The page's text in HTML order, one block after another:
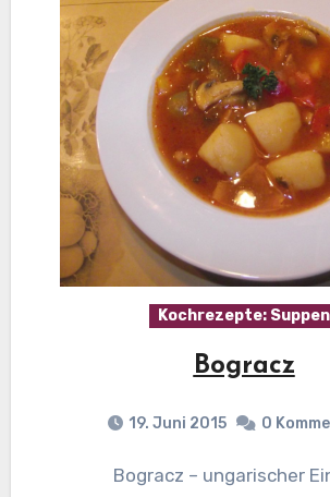
Kochrezepte: Suppen
Bogracz
19. Juni 2015 0
Bogracz – ungarischer Eintopf